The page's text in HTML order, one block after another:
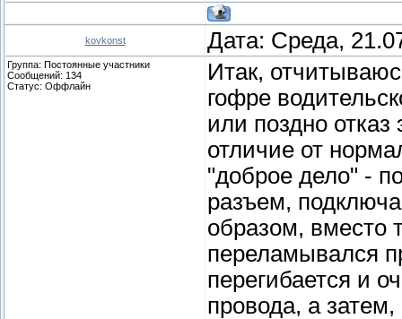
kovkonst Дата: Среда,
Группа: Постоянные участники
Сообщений: 134
Статус: Оффлайн
Итак,
гофре
или поздно
отличие от
"доброе дело" -
разъем,
образом, вместо
переламывался
перегибается и
провода, а